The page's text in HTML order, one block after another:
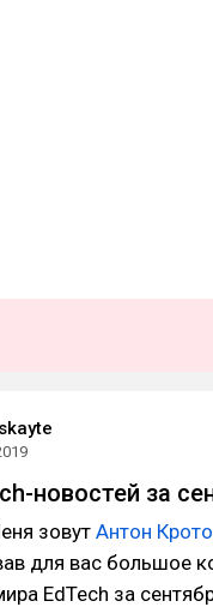
новостей за
зовутАнтон
для вас большое
EdTech за